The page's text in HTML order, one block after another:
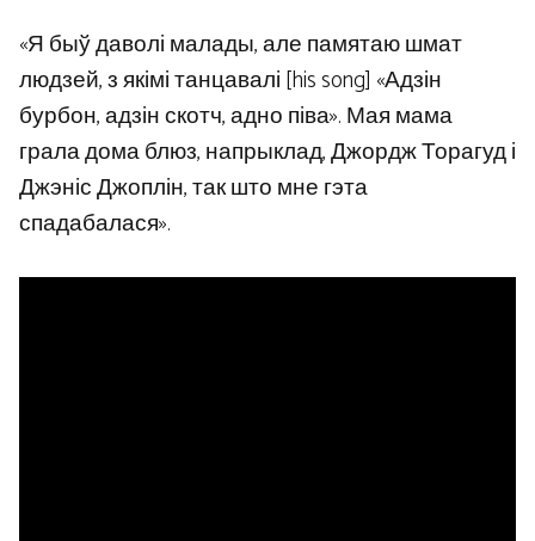
«Я быў даволі малады, але памятаю шмат
людзей, з якімі танцавалі [his song] «Адзін
бурбон, адзін скотч, адно піва». Мая мама
грала дома блюз, напрыклад, Джордж Торагуд і
Джэніс Джоплін, так што мне гэта
спадабалася».